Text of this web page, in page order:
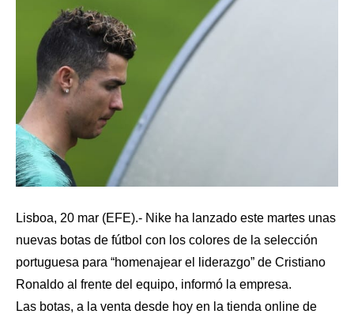
Lisboa, 20 mar (EFE).- Nike ha lanzado este martes unas
nuevas botas de fútbol con los colores de la selección
portuguesa para “homenajear el liderazgo” de Cristiano
Ronaldo al frente del equipo, informó la empresa.
Las botas, a la venta desde hoy en la tienda online de